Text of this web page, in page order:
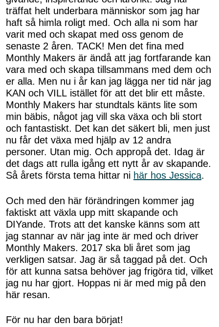
träffat helt underbara människor som jag har
haft så himla roligt med. Och alla ni som har
varit med och skapat med oss genom de
senaste 2 åren. TACK! Men det fina med
Monthly Makers är ändå att jag fortfarande kan
vara med och skapa tillsammans med dem och
er alla. Men nu i år kan jag lägga ner tid när jag
KAN och VILL istället för att det blir ett måste.
Monthly Makers har stundtals känts lite som
min bäbis, något jag vill ska växa och bli stort
och fantastiskt. Det kan det säkert bli, men just
nu får det växa med hjälp av 12 andra
personer. Utan mig. Och appropå det. Idag är
det dags att rulla igång ett nytt år av skapande.
Så årets första tema hittar ni här hos Jessica.
Och med den här förändringen kommer jag
faktiskt att växla upp mitt skapande och
DIYande. Trots att det kanske känns som att
jag stannar av när jag inte är med och driver
Monthly Makers. 2017 ska bli året som jag
verkligen satsar. Jag är så taggad på det. Och
för att kunna satsa behöver jag frigöra tid, vilket
jag nu har gjort. Hoppas ni är med mig på den
här resan.
För nu har den bara börjat!